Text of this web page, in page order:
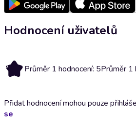
Hodnocení uživatelů
5 Průměr 1 hodnocení: 5Průměr 1
Přidat hodnocení mohou pouze
se